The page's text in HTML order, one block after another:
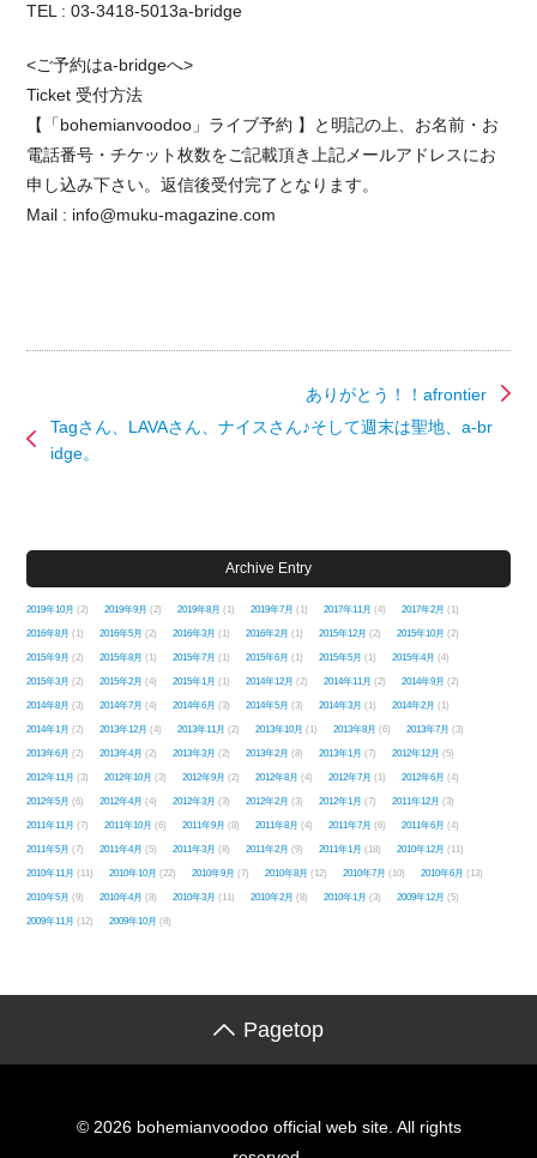
TEL : 03-3418-5013a-bridge
<ご予約はa-bridgeへ>
Ticket 受付方法
【「bohemianvoodoo」ライブ予約 】と明記の上、お名前・お
電話番号・チケット枚数をご記載頂き上記メールアドレスにお
申し込み下さい。返信後受付完了となります。
Mail : info@muku-magazine.com
ありがとう！！afrontier
Tagさん、LAVAさん、ナイスさん♪そして週末は聖地、a-br
idge。
Archive Entry
2019年10月 (2) 2019年9月 (2) 2019年8月 (1) 2019年7月 (1) 2017年11月 (4) 2017年2月 (1)
2016年8月 (1) 2016年5月 (2) 2016年3月 (1) 2016年2月 (1) 2015年12月 (2) 2015年10月 (2)
2015年9月 (2) 2015年8月 (1) 2015年7月 (1) 2015年6月 (1) 2015年5月 (1) 2015年4月 (4)
2015年3月 (2) 2015年2月 (4) 2015年1月 (1) 2014年12月 (2) 2014年11月 (2) 2014年9月 (2)
2014年8月 (3) 2014年7月 (4) 2014年6月 (3) 2014年5月 (3) 2014年3月 (1) 2014年2月 (1)
2014年1月 (2) 2013年12月 (4) 2013年11月 (2) 2013年10月 (1) 2013年8月 (6) 2013年7月 (3)
2013年6月 (2) 2013年4月 (2) 2013年3月 (2) 2013年2月 (8) 2013年1月 (7) 2012年12月 (5)
2012年11月 (3) 2012年10月 (3) 2012年9月 (2) 2012年8月 (4) 2012年7月 (1) 2012年6月 (4)
2012年5月 (6) 2012年4月 (4) 2012年3月 (3) 2012年2月 (3) 2012年1月 (7) 2011年12月 (3)
2011年11月 (7) 2011年10月 (6) 2011年9月 (8) 2011年8月 (4) 2011年7月 (6) 2011年6月 (4)
2011年5月 (7) 2011年4月 (5) 2011年3月 (8) 2011年2月 (9) 2011年1月 (18) 2010年12月 (11)
2010年11月 (11) 2010年10月 (22) 2010年9月 (7) 2010年8月 (12) 2010年7月 (10) 2010年6月 (13)
2010年5月 (9) 2010年4月 (8) 2010年3月 (11) 2010年2月 (8) 2010年1月 (3) 2009年12月 (5)
2009年11月 (12) 2009年10月 (8)
Pagetop
© 2026 bohemianvoodoo official web site. All rights